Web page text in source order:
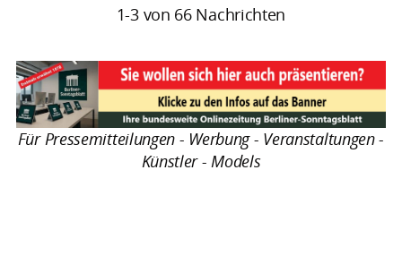
1-3 von 66 Nachrichten
Für Pressemitteilungen - Werbung - Veranstaltungen -
Künstler - Models